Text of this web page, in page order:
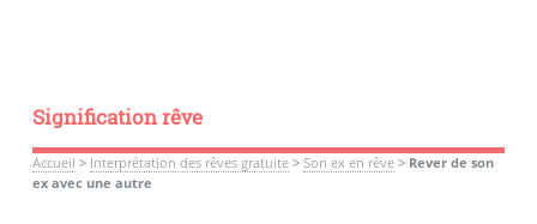
Signification rêve
Accueil > Interprétation des rêves gratuite> Son ex en rêve> Rever de son
ex avec une autre